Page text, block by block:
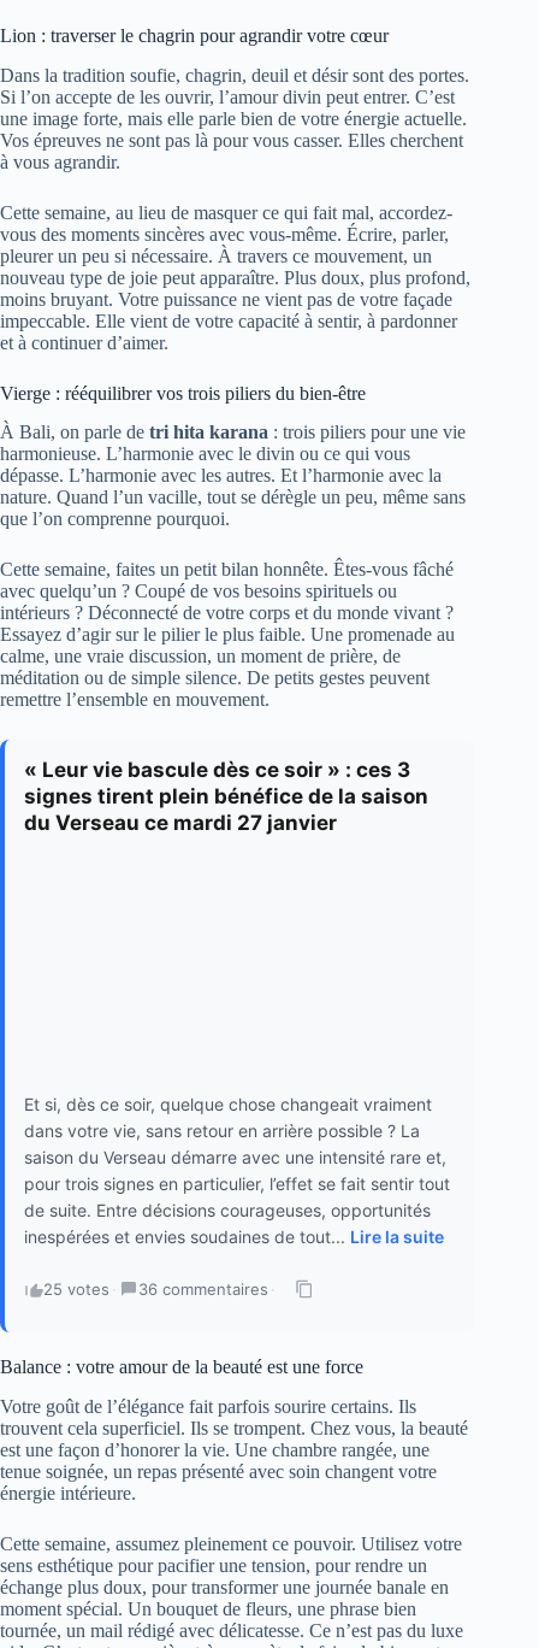
Lion : traverser le chagrin pour agrandir votre cœur
Dans la tradition soufie, chagrin, deuil et désir sont des portes.
Si l’on accepte de les ouvrir, l’amour divin peut entrer. C’est
une image forte, mais elle parle bien de votre énergie actuelle.
Vos épreuves ne sont pas là pour vous casser. Elles cherchent
à vous agrandir.
Cette semaine, au lieu de masquer ce qui fait mal, accordez-
vous des moments sincères avec vous-même. Écrire, parler,
pleurer un peu si nécessaire. À travers ce mouvement, un
nouveau type de joie peut apparaître. Plus doux, plus profond,
moins bruyant. Votre puissance ne vient pas de votre façade
impeccable. Elle vient de votre capacité à sentir, à pardonner
et à continuer d’aimer.
Vierge : rééquilibrer vos trois piliers du bien-être
À Bali, on parle de tri hita karana : trois piliers pour une vie
harmonieuse. L’harmonie avec le divin ou ce qui vous
dépasse. L’harmonie avec les autres. Et l’harmonie avec la
nature. Quand l’un vacille, tout se dérègle un peu, même sans
que l’on comprenne pourquoi.
Cette semaine, faites un petit bilan honnête. Êtes-vous fâché
avec quelqu’un ? Coupé de vos besoins spirituels ou
intérieurs ? Déconnecté de votre corps et du monde vivant ?
Essayez d’agir sur le pilier le plus faible. Une promenade au
calme, une vraie discussion, un moment de prière, de
méditation ou de simple silence. De petits gestes peuvent
remettre l’ensemble en mouvement.
« Leur vie bascule dès ce soir » : ces 3
signes tirent plein bénéfice de la saison
du Verseau ce mardi 27 janvier
Et si, dès ce soir, quelque chose changeait vraiment
dans votre vie, sans retour en arrière possible ? La
saison du Verseau démarre avec une intensité rare et,
pour trois signes en particulier, l’effet se fait sentir tout
de suite. Entre décisions courageuses, opportunités
inespérées et envies soudaines de tout... Lire la suite
25 votes · 36 commentaires ·
Balance : votre amour de la beauté est une force
Votre goût de l’élégance fait parfois sourire certains. Ils
trouvent cela superficiel. Ils se trompent. Chez vous, la beauté
est une façon d’honorer la vie. Une chambre rangée, une
tenue soignée, un repas présenté avec soin changent votre
énergie intérieure.
Cette semaine, assumez pleinement ce pouvoir. Utilisez votre
sens esthétique pour pacifier une tension, pour rendre un
échange plus doux, pour transformer une journée banale en
moment spécial. Un bouquet de fleurs, une phrase bien
tournée, un mail rédigé avec délicatesse. Ce n’est pas du luxe